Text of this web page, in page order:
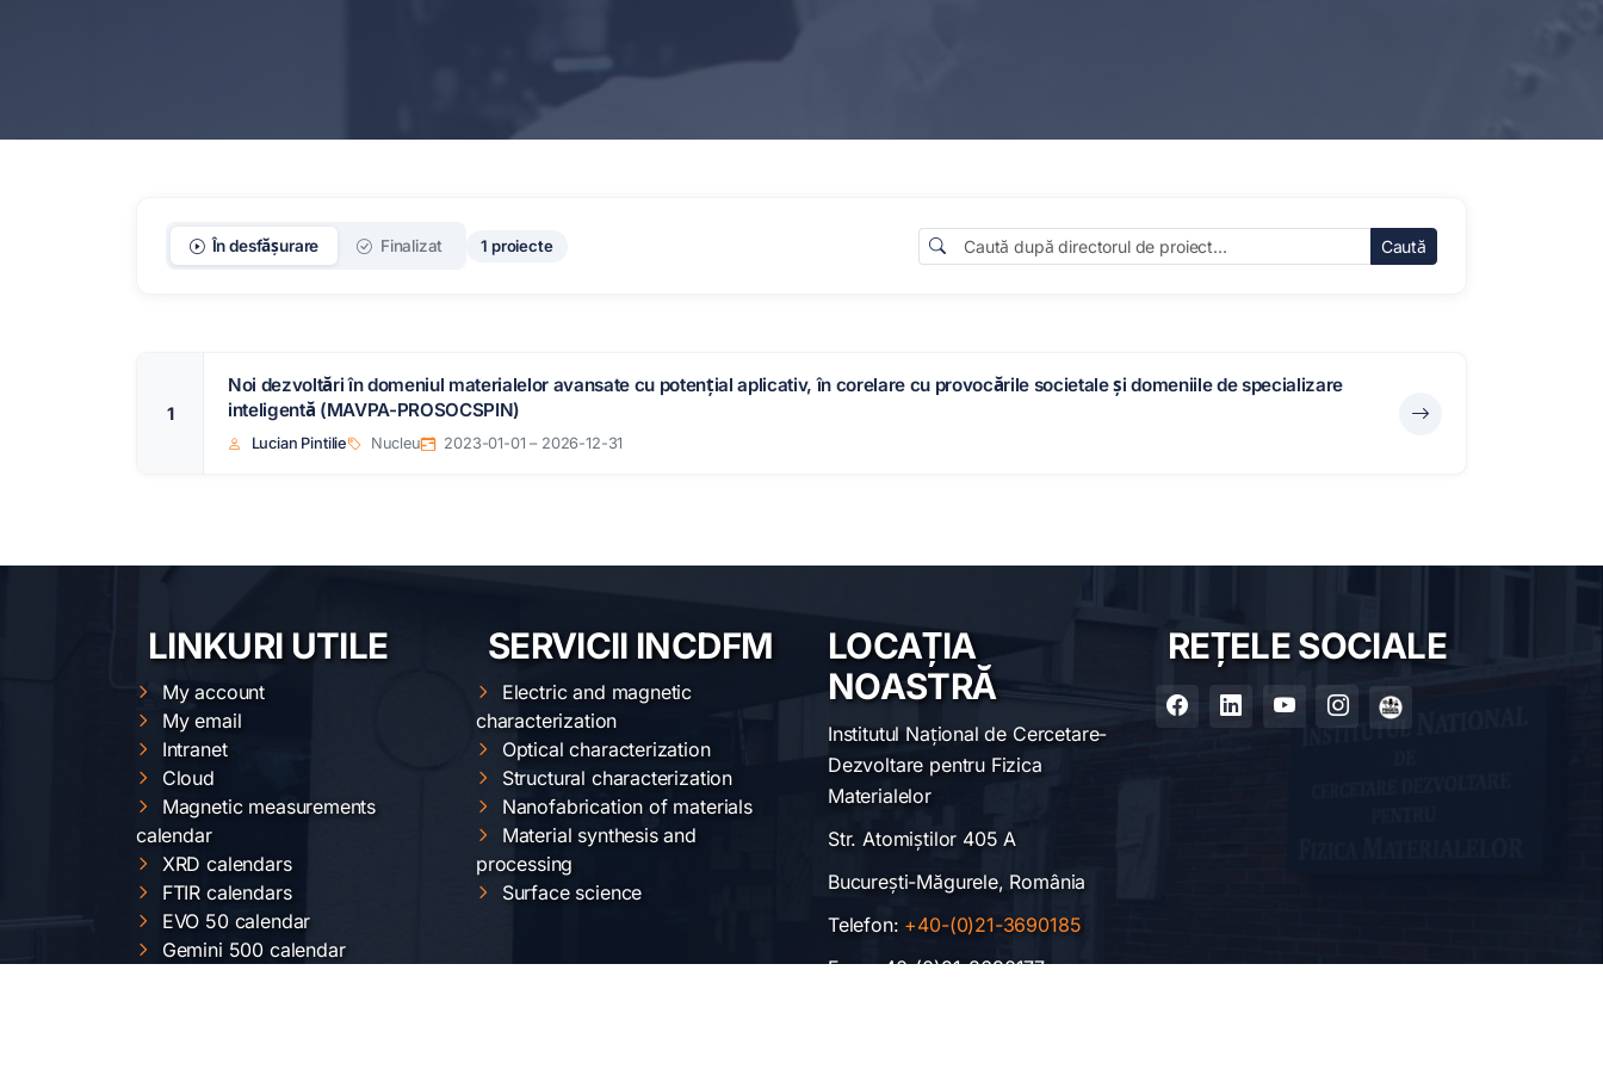
În desfășurare Finalizat 1 proiecte Caută
1
Noi dezvoltări în domeniul materialelor avansate cu potențial aplicativ, în corelare cu provocările societale și domeniile de specializare
inteligentă (MAVPA-PROSOCSPIN)
Lucian Pintilie Nucleu 2023-01-01 – 2026-12-31
LINKURI UTILE
My account
My email
Intranet
Cloud
Magnetic measurements
calendar
XRD calendars
FTIR calendars
EVO 50 calendar
Gemini 500 calendar
SERVICII INCDFM
Electric and magnetic
characterization
Optical characterization
Structural characterization
Nanofabrication of materials
Material synthesis and
processing
Surface science
LOCAȚIA
NOASTRĂ
Institutul Național de Cercetare-
Dezvoltare pentru Fizica
Materialelor
Str. Atomiștilor 405 A
București-Măgurele, România
Telefon: +40-(0)21-3690185
Fax: +40-(0)21-3690177
REȚELE SOCIALE